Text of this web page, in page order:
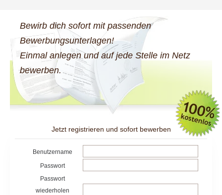
Bewirb dich sofort mit passenden
Bewerbungsunterlagen!
Einmal anlegen und auf jede Stelle im Netz
bewerben.
Jetzt registrieren und sofort bewerben
Benutzername
Passwort
Passwort
wiederholen